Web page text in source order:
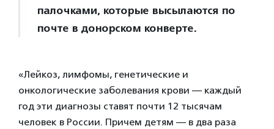
палочками, которые высылаются по
почте в донорском конверте.
«Лейкоз, лимфомы, генетические и
онкологические заболевания крови — каждый
год эти диагнозы ставят почти 12 тысячам
человек в России. Причем детям — в два раза